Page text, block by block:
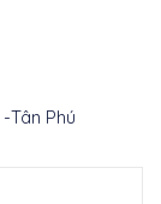
Tân Phú